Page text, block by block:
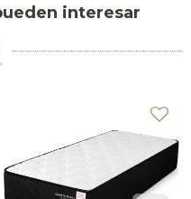
interesar